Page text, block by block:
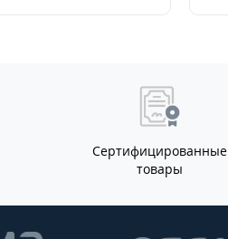
Сертифицированные
товары